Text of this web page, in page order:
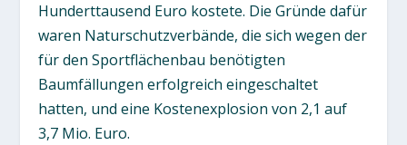
Hunderttausend Euro kostete. Die Gründe dafür
waren Naturschutzverbände, die sich wegen der
für den Sportflächenbau benötigten
Baumfällungen erfolgreich eingeschaltet
hatten, und eine Kostenexplosion von 2,1 auf
3,7 Mio. Euro.